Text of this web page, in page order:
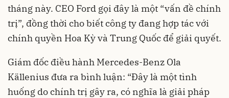
tháng này. CEO Ford gọi đây là một “vấn đề chính
trị”, đồng thời cho biết công ty đang hợp tác với
chính quyền Hoa Kỳ và Trung Quốc để giải quyết.
Giám đốc điều hành Mercedes-Benz Ola
Källenius đưa ra bình luận: “Đây là một tình
huống do chính trị gây ra, có nghĩa là giải pháp